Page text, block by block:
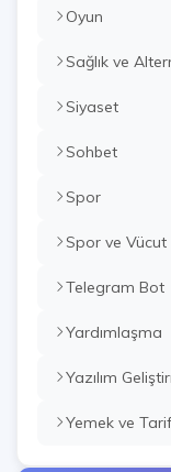
Oyun
Sağlık ve
Siyaset
Sohbet
Spor
Spor ve Vücut
Telegram Bot
Yardımlaşma
Yazılım
Yemek ve Tarif